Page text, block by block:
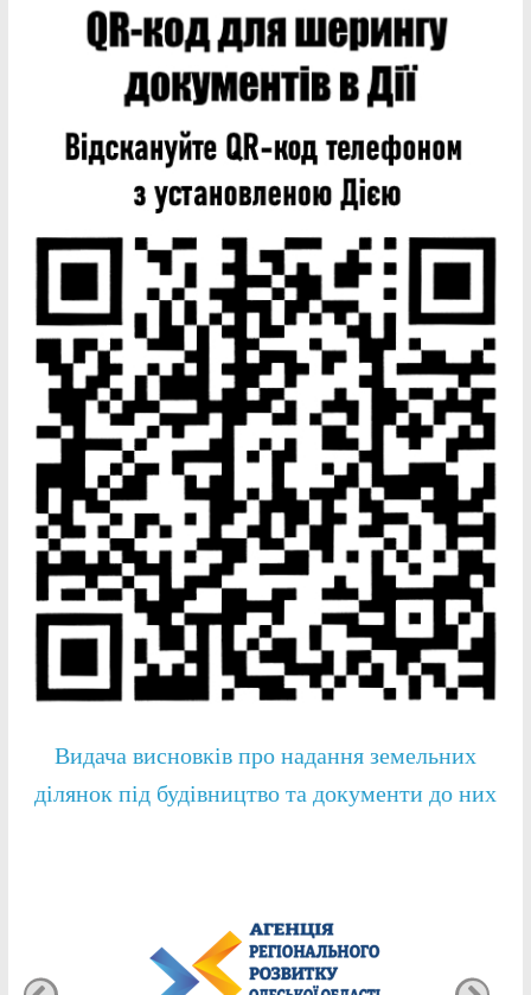
Видача висновків про надання земельних
ділянок під будівництво та документи до них